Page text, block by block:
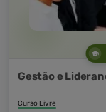
Gestão e
Curso Livre